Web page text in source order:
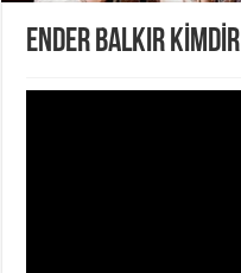
ENDER BALKIR KİMDİR